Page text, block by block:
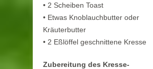
• 2 Scheiben Toast
• Etwas Knoblauchbutter oder
Kräuterbutter
• 2 Eßlöffel geschnittene Kresse
Zubereitung des Kresse-